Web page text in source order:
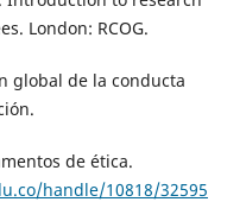
London: RCOG.
global de la conducta
de ética.
handle/10818/32595